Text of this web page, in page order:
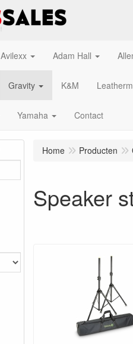
Avilexx Adam Hall
Gravity K&M
Yamaha Contact
Home Producten
Speaker